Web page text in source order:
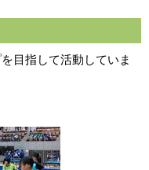
目指して活動していま